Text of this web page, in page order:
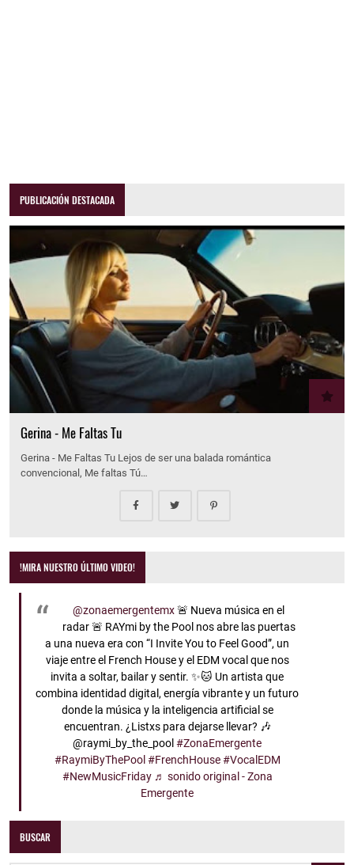
PUBLICACIÓN DESTACADA
Gerina - Me Faltas Tu
Gerina - Me Faltas Tu Lejos de ser una balada romántica
convencional, Me faltas Tú…
!MIRA NUESTRO ÚLTIMO VIDEO!
@zonaemergentemx🚨 Nueva música en el
radar 🚨 RAYmi by the Pool nos abre las puertas
a una nueva era con “I Invite You to Feel Good”, un
viaje entre el French House y el EDM vocal que nos
invita a soltar, bailar y sentir. ✨🐱 Un artista que
combina identidad digital, energía vibrante y un futuro
donde la música y la inteligencia artificial se
encuentran. ¿Listxs para dejarse llevar? 🎶
@raymi_by_the_pool#ZonaEmergente
#RaymiByThePool #FrenchHouse #VocalEDM
#NewMusicFriday ♬ sonido original - Zona
Emergente
BUSCAR